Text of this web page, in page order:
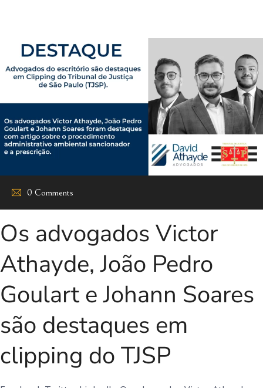
0 Comments
Os advogados Victor
Athayde, João Pedro
Goulart e Johann Soares
são destaques em
clipping do TJSP